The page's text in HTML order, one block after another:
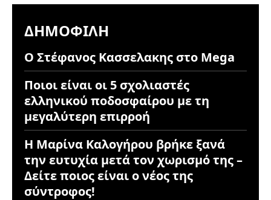
ΔΗΜΟΦΙΛΉ
Ο Στέφανος Κασσελακης στο Mega
Ποιοι είναι οι 5 σχολιαστές
ελληνικού ποδοσφαίρου με τη
μεγαλύτερη επιρροή
Η Μαρίνα Καλογήρου βρήκε ξανά
την ευτυχία μετά τον χωρισμό της –
Δείτε ποιος είναι ο νέος της
σύντροφος!